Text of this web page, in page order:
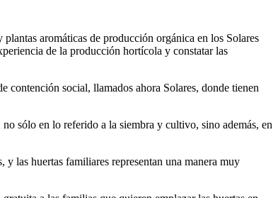
aromáticas de producción orgánica en los Solares
de la producción hortícola y constatar las
contención social, llamados ahora Solares, donde tienen
sólo en lo referido a la siembra y cultivo, sino además, en
las huertas familiares representan una manera muy